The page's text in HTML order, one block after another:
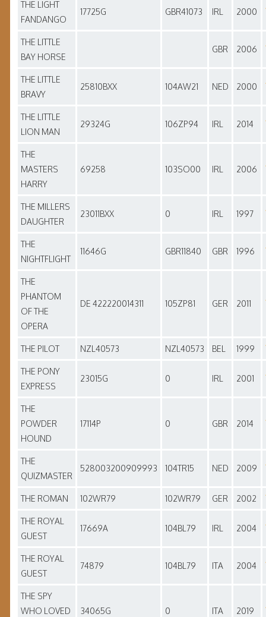
THE LIGHT
FANDANGO
17725G GBR41073 IRL 2000
THE LITTLE
BAY HORSE
GBR 2006
THE LITTLE
BRAVY
25810BXX 104AW21 NED 2000
THE LITTLE
LION MAN
29324G 106ZP94 IRL 2014
THE
MASTERS
HARRY
69258 103SO00 IRL 2006
THE MILLERS
DAUGHTER
23011BXX 0 IRL 1997
THE
NIGHTFLIGHT
11646G GBR11840 GBR 1996
THE
PHANTOM
OF THE
OPERA
DE 422220014311 105ZP81 GER 2011
THE PILOT NZL40573 NZL40573 BEL 1999
THE PONY
EXPRESS
23015G 0 IRL 2001
THE
POWDER
HOUND
17114P 0 GBR 2014
THE
QUIZMASTER
528003200909993 104TR15 NED 2009
THE ROMAN 102WR79 102WR79 GER 2002
THE ROYAL
GUEST
17669A 104BL79 IRL 2004
THE ROYAL
GUEST
74879 104BL79 ITA 2004
THE SPY
WHO LOVED
34065G 0 ITA 2019